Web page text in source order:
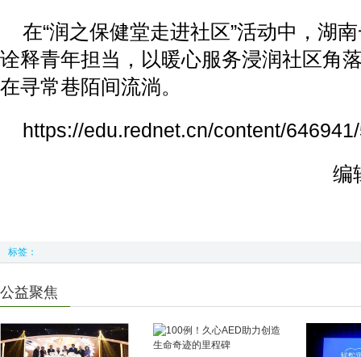
在“润之保健堂走进社区”活动中，湖
诠释青年担当，以暖心服务浸润社区角
在寻常巷陌间流淌。
https://edu.rednet.cn/content/
编
标签：
公益聚焦